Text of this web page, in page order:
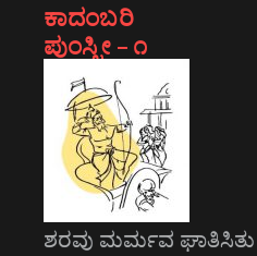
ಕಾದಂಬರಿ
ಪುಂಸ್ತ್ರೀ – ೧
ಶರವು ಮರ್ಮವ